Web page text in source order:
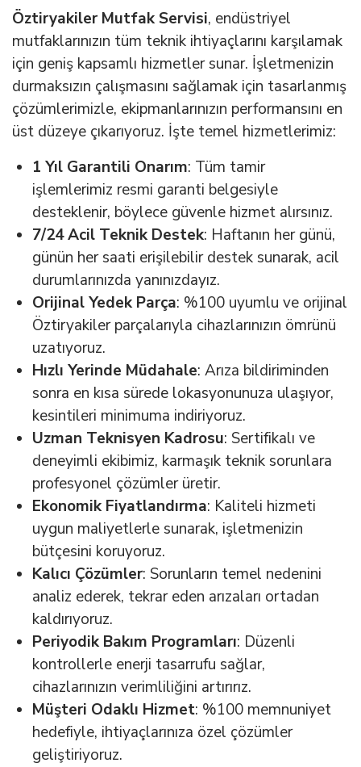
Öztiryakiler Mutfak Servisi, endüstriyel
mutfaklarınızın tüm teknik ihtiyaçlarını karşılamak
için geniş kapsamlı hizmetler sunar. İşletmenizin
durmaksızın çalışmasını sağlamak için tasarlanmış
çözümlerimizle, ekipmanlarınızın performansını en
üst düzeye çıkarıyoruz. İşte temel hizmetlerimiz:
1 Yıl Garantili Onarım: Tüm tamir
işlemlerimiz resmi garanti belgesiyle
desteklenir, böylece güvenle hizmet alırsınız.
7/24 Acil Teknik Destek: Haftanın her günü,
günün her saati erişilebilir destek sunarak, acil
durumlarınızda yanınızdayız.
Orijinal Yedek Parça: %100 uyumlu ve orijinal
Öztiryakiler parçalarıyla cihazlarınızın ömrünü
uzatıyoruz.
Hızlı Yerinde Müdahale: Arıza bildiriminden
sonra en kısa sürede lokasyonunuza ulaşıyor,
kesintileri minimuma indiriyoruz.
Uzman Teknisyen Kadrosu: Sertifikalı ve
deneyimli ekibimiz, karmaşık teknik sorunlara
profesyonel çözümler üretir.
Ekonomik Fiyatlandırma: Kaliteli hizmeti
uygun maliyetlerle sunarak, işletmenizin
bütçesini koruyoruz.
Kalıcı Çözümler: Sorunların temel nedenini
analiz ederek, tekrar eden arızaları ortadan
kaldırıyoruz.
Periyodik Bakım Programları: Düzenli
kontrollerle enerji tasarrufu sağlar,
cihazlarınızın verimliliğini artırırız.
Müşteri Odaklı Hizmet: %100 memnuniyet
hedefiyle, ihtiyaçlarınıza özel çözümler
geliştiriyoruz.